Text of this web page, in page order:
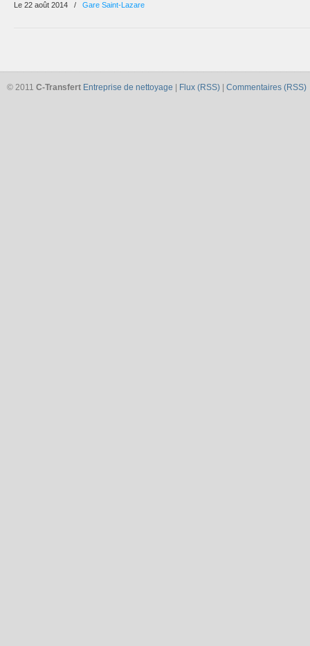
Le 22 août 2014 / Gare Saint-Lazare
© 2011 C-Transfert Entreprise de nettoyage Flux (RSS) Commentaires (RSS)